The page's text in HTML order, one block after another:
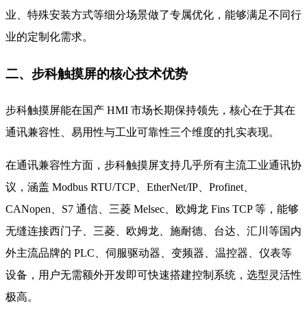
业、特殊安装方式等细分场景做了专属优化，能够满足不同行
业的定制化需求。
二、步科触摸屏的核心技术优势
步科触摸屏能在国产 HMI 市场长期保持领先，核心在于其在
通讯兼容性、易用性与工业可靠性三个维度的扎实表现。
在通讯兼容性方面，步科触摸屏支持几乎所有主流工业通讯协
议，涵盖 Modbus RTU/TCP、EtherNet/IP、Profinet、
CANopen、S7 通信、三菱 Melsec、欧姆龙 Fins TCP 等，能够
无缝连接西门子、三菱、欧姆龙、施耐德、台达、汇川等国内
外主流品牌的 PLC、伺服驱动器、变频器、温控器、仪表等
设备，用户无需额外开发即可快速搭建控制系统，选型灵活性
极高。